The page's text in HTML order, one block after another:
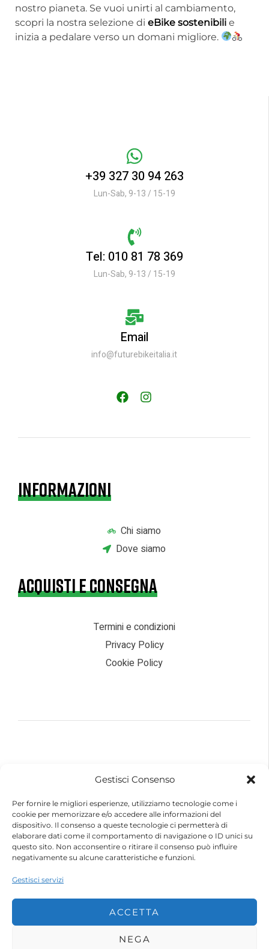
Gestisci Consenso
Per fornire le migliori esperienze, utilizziamo tecnologie come i
cookie per memorizzare e/o accedere alle informazioni del
dispositivo. Il consenso a queste tecnologie ci permetterà di
elaborare dati come il comportamento di navigazione o ID unici su
questo sito. Non acconsentire o ritirare il consenso può influire
negativamente su alcune caratteristiche e funzioni.
Gestisci servizi
ACCETTA
NEGA
nostro pianeta. Se vuoi unirti al cambiamento,
scopri la nostra selezione di eBike sostenibili e
inizia a pedalare verso un domani migliore.
+39 327 30 94 263
Lun-Sab, 9-13 / 15-19
Tel: 010 81 78 369
Lun-Sab, 9-13 / 15-19
Email
info@futurebikeitalia.it
INFORMAZIONI
Chi siamo
Dove siamo
ACQUISTI E CONSEGNA
Termini e condizioni
Privacy Policy
Cookie Policy
Sede Legale: Via Argine Polcevera, 16D Scala A
CAP 16161 Genova (GE)
Capitale Sociale € 600.000,00 (i.v.)
Registro Imprese di Genova
Codice Fiscale e Partita IVA – 10483110010
R.E.A. Genova n. 459084